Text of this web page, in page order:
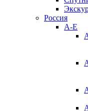
Россия
А-Е